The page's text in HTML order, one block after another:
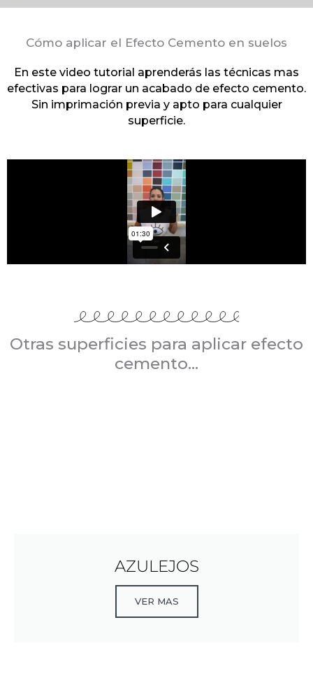
Cómo aplicar el Efecto Cemento en suelos
En este video tutorial aprenderás las técnicas mas
efectivas para lograr un acabado de efecto cemento.
Sin imprimación previa y apto para cualquier
superficie.
Otras superficies para aplicar efecto
cemento...
AZULEJOS
VER MAS